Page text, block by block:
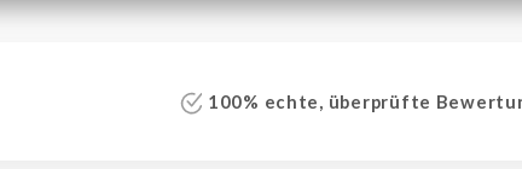
100% echte, überprüfte